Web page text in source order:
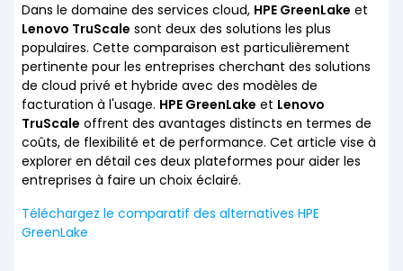
Dans le domaine des services cloud, HPE GreenLake et
Lenovo TruScale sont deux des solutions les plus
populaires. Cette comparaison est particulièrement
pertinente pour les entreprises cherchant des solutions
de cloud privé et hybride avec des modèles de
facturation à l'usage. HPE GreenLake et Lenovo
TruScale offrent des avantages distincts en termes de
coûts, de flexibilité et de performance. Cet article vise à
explorer en détail ces deux plateformes pour aider les
entreprises à faire un choix éclairé.
Téléchargez le comparatif des alternatives HPE
GreenLake